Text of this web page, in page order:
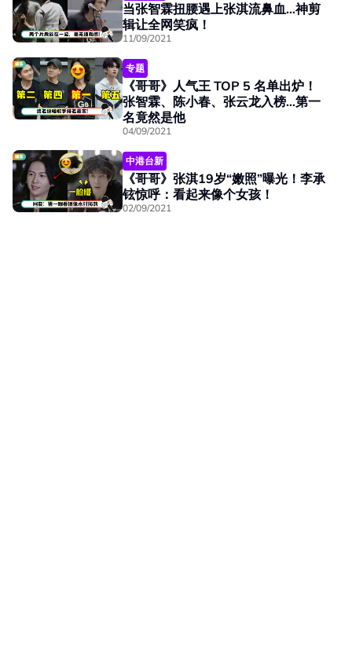
当张智霖扭腰遇上张淇流鼻血...神剪
辑让全网笑疯！
11/09/2021
专题
《哥哥》人气王 TOP 5 名单出炉！
张智霖、陈小春、张云龙入榜…第一
名竟然是他
04/09/2021
中港台新
《哥哥》张淇19岁“嫩照”曝光！李承
铉惊呼：看起来像个女孩！
02/09/2021